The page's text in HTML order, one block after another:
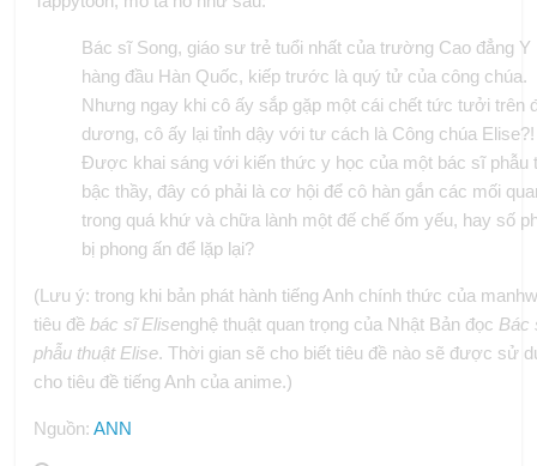
Bác sĩ Song, giáo sư trẻ tuổi nhất của trường Cao đẳng Y
hàng đầu Hàn Quốc, kiếp trước là quý tử của công chúa.
Nhưng ngay khi cô ấy sắp gặp một cái chết tức tưởi trên
dương, cô ấy lại tỉnh dậy với tư cách là Công chúa Elise?!
Được khai sáng với kiến ​​thức y học của một bác sĩ phẫu
bậc thầy, đây có phải là cơ hội để cô hàn gắn các mối
trong quá khứ và chữa lành một đế chế ốm yếu, hay số
bị phong ấn để lặp lại?
(Lưu ý: trong khi bản phát hành tiếng Anh chính thức của
tiêu đềbác sĩ Elisenghệ thuật quan trọng của Nhật Bản đọc Bác
phẫu thuật Elise. Thời gian sẽ cho biết tiêu đề nào sẽ được sử
cho tiêu đề tiếng Anh của anime.)
Nguồn:ANN